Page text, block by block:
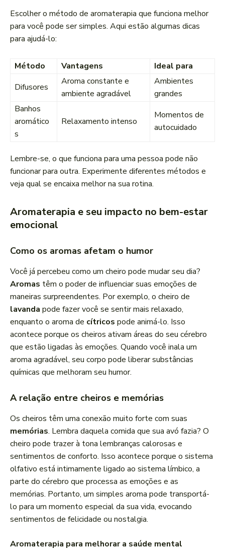
Escolher o método de aromaterapia que funciona melhor
para você pode ser simples. Aqui estão algumas dicas
para ajudá-lo:
Método Vantagens
Ideal para
Difusores
Aroma constante e
ambiente agradável
Ambientes
grandes
Banhos
aromático
s
Relaxamento intenso
Momentos de
autocuidado
Lembre-se, o que funciona para uma pessoa pode não
funcionar para outra. Experimente diferentes métodos e
veja qual se encaixa melhor na sua rotina.
Aromaterapia e seu impacto no bem-estar
emocional
Como os aromas afetam o humor
Você já percebeu como um cheiro pode mudar seu dia?
Aromas têm o poder de influenciar suas emoções de
maneiras surpreendentes. Por exemplo, o cheiro de
lavanda pode fazer você se sentir mais relaxado,
enquanto o aroma de cítricos pode animá-lo. Isso
acontece porque os cheiros ativam áreas do seu cérebro
que estão ligadas às emoções. Quando você inala um
aroma agradável, seu corpo pode liberar substâncias
químicas que melhoram seu humor.
A relação entre cheiros e memórias
Os cheiros têm uma conexão muito forte com suas
memórias. Lembra daquela comida que sua avó fazia? O
cheiro pode trazer à tona lembranças calorosas e
sentimentos de conforto. Isso acontece porque o sistema
olfativo está intimamente ligado ao sistema límbico, a
parte do cérebro que processa as emoções e as
memórias. Portanto, um simples aroma pode transportá-
lo para um momento especial da sua vida, evocando
sentimentos de felicidade ou nostalgia.
Aromaterapia para melhorar a saúde mental